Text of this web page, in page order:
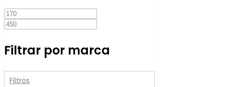
Precio
mínimo
Filtrar por marca
Filtros